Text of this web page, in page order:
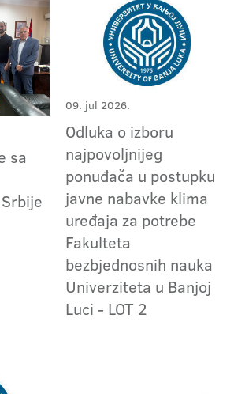
sa
09. jul 2026.
Odluka o izboru
najpovoljnijeg
ponuđača u postupku
javne nabavke klima
uređaja za potrebe
Fakulteta
bezbjednosnih nauka
Univerziteta u Banjoj
Luci - LOT 2